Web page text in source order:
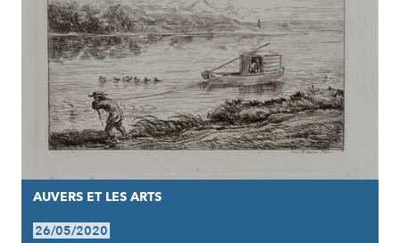
AUVERS ET LES ARTS
26/05/2020